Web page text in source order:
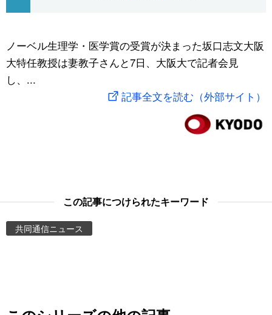
社会
旅と暮らし
科学・技術
暮らし
ノーベル生理学・医学賞の受賞が決まった坂口志文大阪
大特任教授は妻教子さんと7日、大阪大で記者会見
し、...
記事全文を読む（外部サイト）
この記事につけられたキーワード
共同通信ニュース